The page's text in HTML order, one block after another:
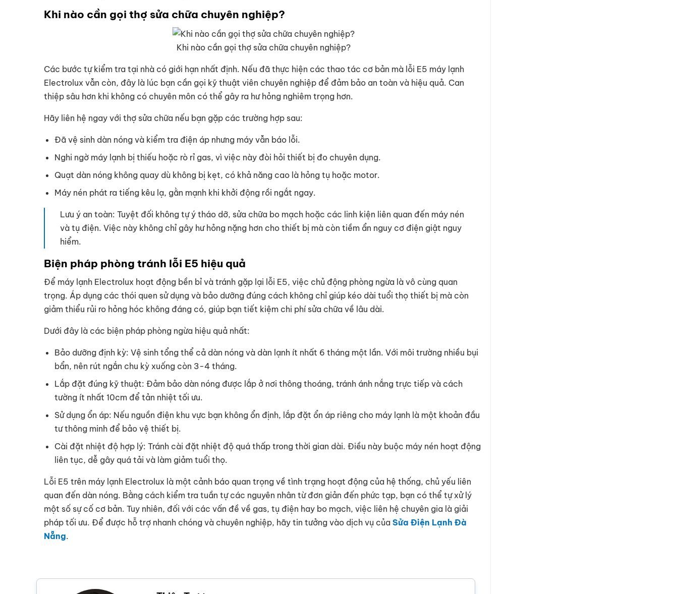
Khi nào cần gọi thợ sửa chữa chuyên nghiệp?
Khi nào cần gọi thợ sửa chữa chuyên nghiệp?
Các bước tự kiểm tra tại nhà có giới hạn nhất định. Nếu đã thực hiện các thao tác cơ bản mà lỗi E5 máy lạnh
Electrolux vẫn còn, đây là lúc bạn cần gọi kỹ thuật viên chuyên nghiệp để đảm bảo an toàn và hiệu quả. Can
thiệp sâu hơn khi không có chuyên môn có thể gây ra hư hỏng nghiêm trọng hơn.
Hãy liên hệ ngay với thợ sửa chữa nếu bạn gặp các trường hợp sau:
Đã vệ sinh dàn nóng và kiểm tra điện áp nhưng máy vẫn báo lỗi.
Nghi ngờ máy lạnh bị thiếu hoặc rò rỉ gas, vì việc này đòi hỏi thiết bị đo chuyên dụng.
Quạt dàn nóng không quay dù không bị kẹt, có khả năng cao là hỏng tụ hoặc motor.
Máy nén phát ra tiếng kêu lạ, gằn mạnh khi khởi động rồi ngắt ngay.
Lưu ý an toàn: Tuyệt đối không tự ý tháo dỡ, sửa chữa bo mạch hoặc các linh kiện liên quan đến máy nén
và tụ điện. Việc này không chỉ gây hư hỏng nặng hơn cho thiết bị mà còn tiềm ẩn nguy cơ điện giật nguy
hiểm.
Biện pháp phòng tránh lỗi E5 hiệu quả
Để máy lạnh Electrolux hoạt động bền bỉ và tránh gặp lại lỗi E5, việc chủ động phòng ngừa là vô cùng quan
trọng. Áp dụng các thói quen sử dụng và bảo dưỡng đúng cách không chỉ giúp kéo dài tuổi thọ thiết bị mà còn
giảm thiểu rủi ro hỏng hóc không đáng có, giúp bạn tiết kiệm chi phí sửa chữa về lâu dài.
Dưới đây là các biện pháp phòng ngừa hiệu quả nhất:
Bảo dưỡng định kỳ: Vệ sinh tổng thể cả dàn nóng và dàn lạnh ít nhất 6 tháng một lần. Với môi trường nhiều bụi
bẩn, nên rút ngắn chu kỳ xuống còn 3-4 tháng.
Lắp đặt đúng kỹ thuật: Đảm bảo dàn nóng được lắp ở nơi thông thoáng, tránh ánh nắng trực tiếp và cách
tường ít nhất 10cm để tản nhiệt tối ưu.
Sử dụng ổn áp: Nếu nguồn điện khu vực bạn không ổn định, lắp đặt ổn áp riêng cho máy lạnh là một khoản đầu
tư thông minh để bảo vệ thiết bị.
Cài đặt nhiệt độ hợp lý: Tránh cài đặt nhiệt độ quá thấp trong thời gian dài. Điều này buộc máy nén hoạt động
liên tục, dễ gây quá tải và làm giảm tuổi thọ.
Lỗi E5 trên máy lạnh Electrolux là một cảnh báo quan trọng về tình trạng hoạt động của hệ thống, chủ yếu liên
quan đến dàn nóng. Bằng cách kiểm tra tuần tự các nguyên nhân từ đơn giản đến phức tạp, bạn có thể tự xử lý
một số sự cố cơ bản. Tuy nhiên, đối với các vấn đề về gas, tụ điện hay bo mạch, việc liên hệ chuyên gia là giải
pháp tối ưu. Để được hỗ trợ nhanh chóng và chuyên nghiệp, hãy tin tưởng vào dịch vụ của Sửa Điện Lạnh Đà
Nẵng.